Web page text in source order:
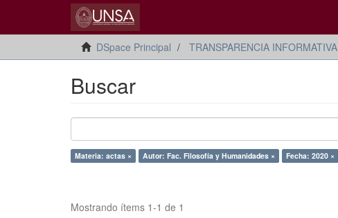
DSpace Principal TRANSPARENCIA INFORMATIVA
Buscar
Materia: actas × Autor: Fac. Filosofía y Humanidades × Fecha: 2020 ×
Mostrando ítems 1-1 de 1